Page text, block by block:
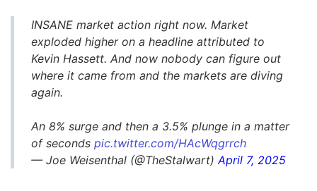
INSANE market action right now. Market
exploded higher on a headline attributed to
Kevin Hassett. And now nobody can figure out
where it came from and the markets are diving
again.
An 8% surge and then a 3.5% plunge in a matter
of seconds pic.twitter.com/HAcWqgrrch
— Joe Weisenthal (@TheStalwart)April 7, 2025